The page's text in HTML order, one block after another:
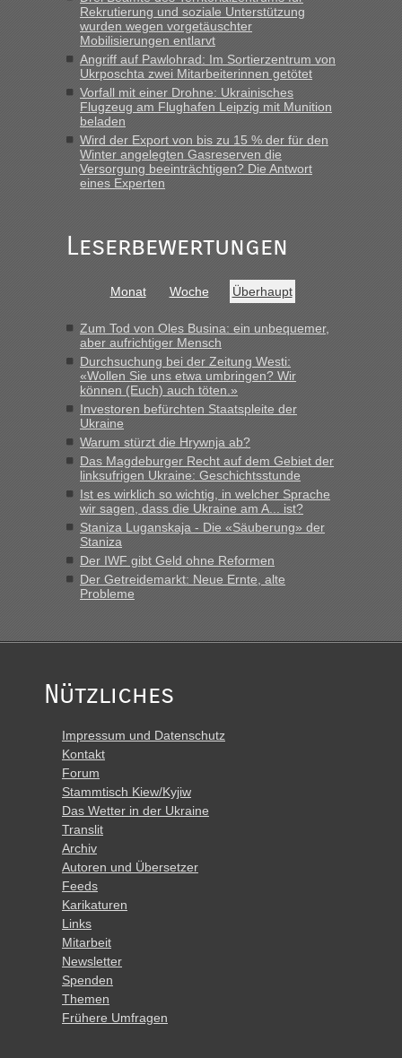
das erste Mal an einem Montagmorgen ca. 15 Fahrzeuge
vor mir, bin sonst der Erste oder Zweite, egal, nach ca 20
Minuten wurde dann die nächste Welle...“
Berichte und Reisetipps • Re: An welchem
Grenzübergang zwischen Polen und der Ukraine
geht es am schnellsten?
„Derzeit, ist es überall sehr voll an den Grenzen Ukraine/
Polen. Zb. Krakovets 100 PKW ca. 10 h Wartezeit. Wollen
Montag rüber, versuchen es sehr früh.“
Rekrutierung und soziale Unterstützung
wurden wegen vorgetäuschter
Mobilisierungen entlarvt
Angriff auf Pawlohrad: Im Sortierzentrum von
Ukrposchta zwei Mitarbeiterinnen getötet
Vorfall mit einer Drohne: Ukrainisches
Flugzeug am Flughafen Leipzig mit Munition
beladen
Wird der Export von bis zu 15 % der für den
Winter angelegten Gasreserven die
Versorgung beeinträchtigen? Die Antwort
eines Experten
Leserbewertungen
Monat Woche Überhaupt
Zum Tod von Oles Busina: ein unbequemer,
aber aufrichtiger Mensch
Durchsuchung bei der Zeitung Westi:
«Wollen Sie uns etwa umbringen? Wir
können (Euch) auch töten.»
Investoren befürchten Staatspleite der
Ukraine
Warum stürzt die Hrywnja ab?
Das Magdeburger Recht auf dem Gebiet der
linksufrigen Ukraine: Geschichtsstunde
Ist es wirklich so wichtig, in welcher Sprache
wir sagen, dass die Ukraine am A... ist?
Staniza Luganskaja - Die «Säuberung» der
Staniza
Der IWF gibt Geld ohne Reformen
Der Getreidemarkt: Neue Ernte, alte
Probleme
Nützliches
Impressum und Datenschutz
Kontakt
Forum
Stammtisch Kiew/Kyjiw
Das Wetter in der Ukraine
Translit
Archiv
Autoren und Übersetzer
Feeds
Karikaturen
Links
Mitarbeit
Newsletter
Spenden
Themen
Frühere Umfragen